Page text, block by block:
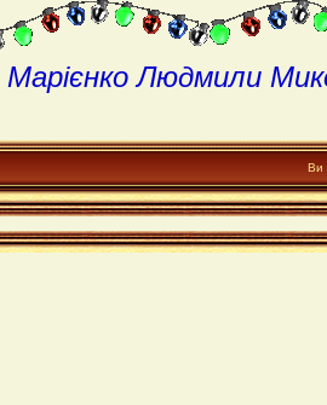
Марієнко Людмили
Ви